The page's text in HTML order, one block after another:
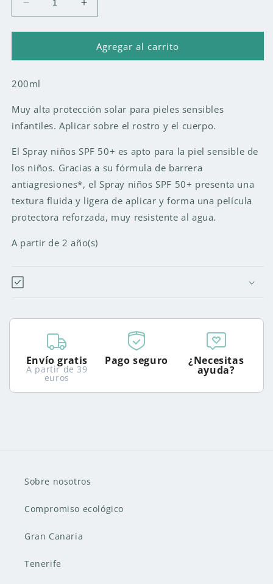
Reducir
cantidad
para
niños
50+
Aumentar
cantidad
para
Spray
niños
Agregar al carrito
200ml
Muy alta protección solar para pieles sensibles
infantiles. Aplicar sobre el rostro y el cuerpo.
El Spray niños SPF 50+ es apto para la piel sensible de
los niños. Gracias a su fórmula de barrera
antiagresiones*, el Spray niños SPF 50+ presenta una
textura fluida y ligera de aplicar y forma una película
protectora reforzada, muy resistente al agua.
A partir de 2 año(s)
Envío gratis
A partir de 39
euros
Pago seguro ¿Necesitas
ayuda?
Sobre nosotros
Compromiso ecológico
Gran Canaria
Tenerife